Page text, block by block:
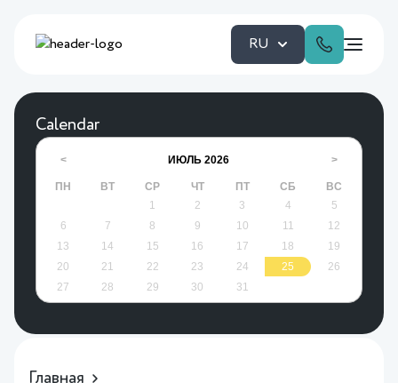
RU
Calendar
< ИЮЛЬ 2026 >
ПН ВТ СР ЧТ ПТ СБ
ВС
1
2 3 4
5
6
7 8 9 10 11
12
13
14 15 16 17 18
19
20
21 22 23 24 25
26
27
28 29 30 31
Главная